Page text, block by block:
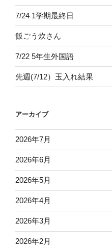
7/24 1学期最終日
飯ごう炊さん
7/22 5年生外国語
先週(7/12）玉入れ結果
アーカイブ
2026年7月
2026年6月
2026年5月
2026年4月
2026年3月
2026年2月